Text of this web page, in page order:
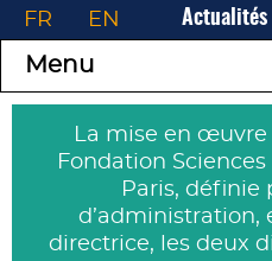
Actualités
FR EN
Menu
La mise en
Fondation
Paris, définie
d’administration,
directrice, les deux